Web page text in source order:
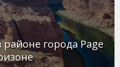
города Page